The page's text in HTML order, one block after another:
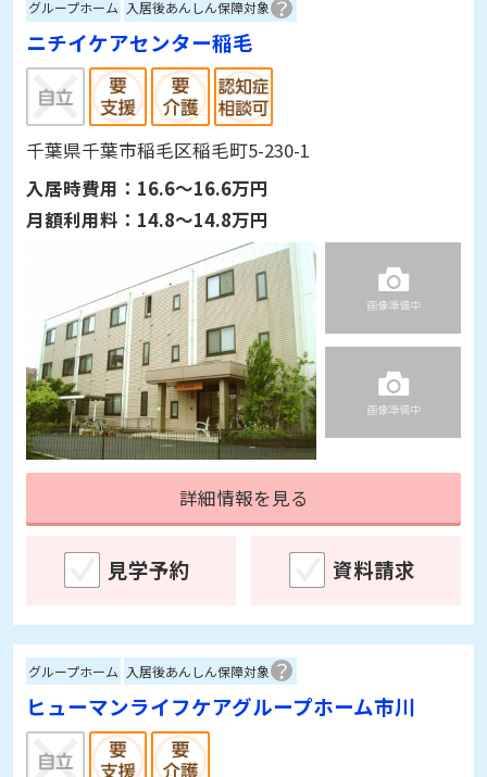
入居後あんしん保障対象
ニチイケアセンター稲毛
入居時費用： 16.6～16.6万円
14.8～14.8万円
詳細情報を見る
ヒューマンライフケアグループホーム市川